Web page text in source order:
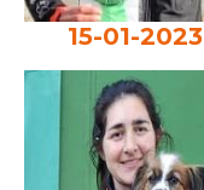
15-01-2023